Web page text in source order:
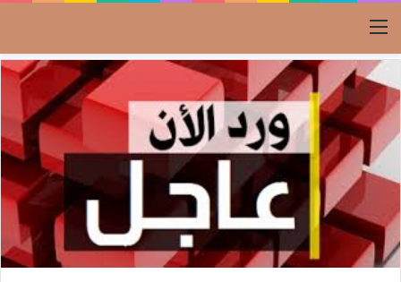
القائمة